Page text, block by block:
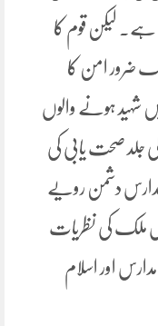
ہے۔ لیکن قوم کا
ضرور امن کا
شہید ہونے والوں
جلد صحت یابی کی
دشمن رویے
ملک کی نظریات
اور اسلام